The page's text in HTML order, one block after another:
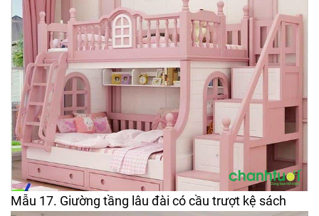
Mẫu 17. Giường tầng lâu đài có cầu trượt kệ sách